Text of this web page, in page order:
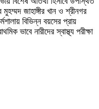
জাহাঙ্গীর খান ও শ্রীনগর
বিভিন্ন বয়সের প্রায়
ভাবে নারীদের স্বাস্থ্য পরীক্ষা